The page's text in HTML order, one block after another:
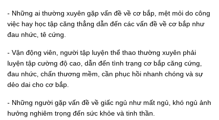
- Những ai thường xuyên gặp vấn đề về cơ bắp, mệt mỏi do công
việc hay học tập căng thẳng dẫn đến các vấn đề về cơ bắp như
đau nhức, tê cứng.
- Vận động viên, người tập luyện thể thao thường xuyên phải
luyện tập cường độ cao, dẫn đến tình trạng cơ bắp căng cứng,
đau nhức, chấn thương mềm, cần phục hồi nhanh chóng và sự
dẻo dai cho cơ bắp.
- Những người gặp vấn đề về giấc ngủ như mất ngủ, khó ngủ ảnh
hưởng nghiêm trọng đến sức khỏe và tinh thần.